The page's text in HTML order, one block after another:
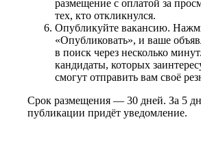
размещение с оплатой за
тех, кто откликнулся.
Опубликуйте вакансию.
«Опубликовать», и ваше
в поиск через несколько
кандидаты, которых
смогут отправить вам своё
Срок размещения — 30 дней. За 5
публикации придёт уведомление.